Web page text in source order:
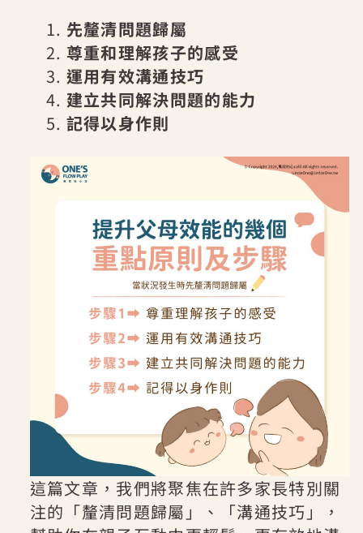
先釐清問題歸屬
尊重和理解孩子的感受
運用有效溝通技巧
建立共同解決問題的能力
記得以身作則
這篇文章，我們將聚焦在許多家長特別關
注的「釐清問題歸屬」、「溝通技巧」，